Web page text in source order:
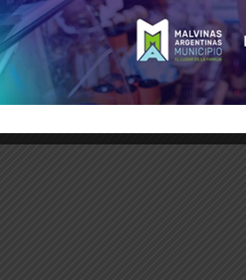
© Revista Tiempo30 - Revista Digital Director
Dufour PyME N°1005758473 DNM-INPI
DNDA en trámite N° de edición 4600 ©
Pasco 1290 - CABA © 2013 - 2025 | Todos
| Desarrollado por
Revista de Noticias X